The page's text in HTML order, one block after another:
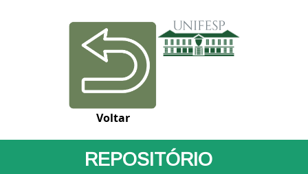
Voltar
REPOSITÓRIO